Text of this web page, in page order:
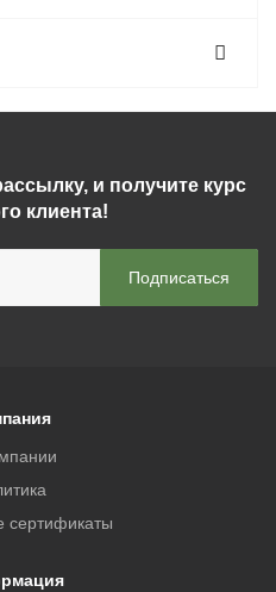
и получите курс
клиента!
сертификаты